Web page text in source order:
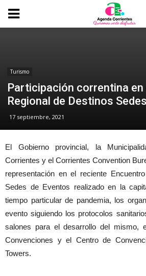
Turismo
Participación correntina en
Regional de Destinos
17 septiembre, 2021
El Gobierno provincial, la
Corrientes y el Corrientes Convention
representación en el reciente
Sedes de Eventos realizado en la
tiempo particular de pandemia, los
evento siguiendo los protocolos
salones para el desarrollo del mismo,
Convenciones y el Centro de
Towers.